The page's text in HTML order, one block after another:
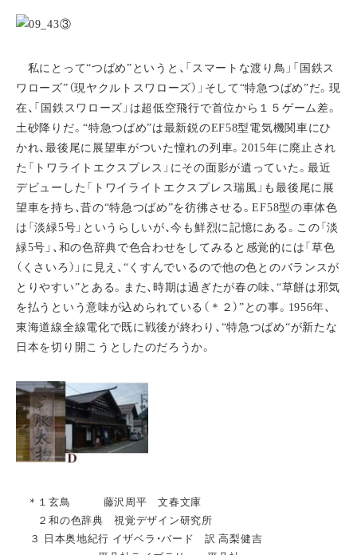
私にとって“つばめ”というと、「スマートな渡り鳥」「国鉄ス
ワローズ”（現ヤクルトスワローズ）」そして“特急つばめ”だ。現
在、「国鉄スワローズ」は超低空飛行で首位から１５ゲーム差。
土砂降りだ。“特急つばめ”は最新鋭のEF58型電気機関車にひ
かれ、最後尾に展望車がついた憧れの列車。2015年に廃止され
た「トワライトエクスプレス」にその面影が遺っていた。最近
デビューした「トワイライトエクスプレス瑞風」も最後尾に展
望車を持ち、昔の“特急つばめ”を彷彿させる。EF58型の車体色
は「淡緑5号」というらしいが、今も鮮烈に記憶にある。この「淡
緑5号」、和の色辞典で色合わせをしてみると感覚的には「草色
（くさいろ）」に見え、“くすんでいるので他の色とのバランスが
とりやすい”とある。また、時期は過ぎたが春の味、“草餅は邪気
を払うという意味が込められている（＊２）”との事。1956年、
東海道線全線電化で既に戦後が終わり、“特急つばめ“が新たな
日本を切り開こうとしたのだろうか。
＊１玄鳥 藤沢周平 文春文庫
２和の色辞典 視覚デザイン研究所
３ 日本奥地紀行 イザベラ・バード 訳 高梨健吉